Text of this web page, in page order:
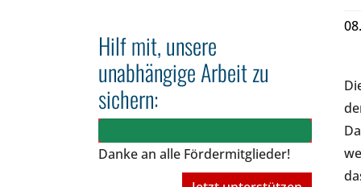
Hilf mit, unsere
unabhängige Arbeit zu
sichern:
Danke an alle Fördermitglieder!